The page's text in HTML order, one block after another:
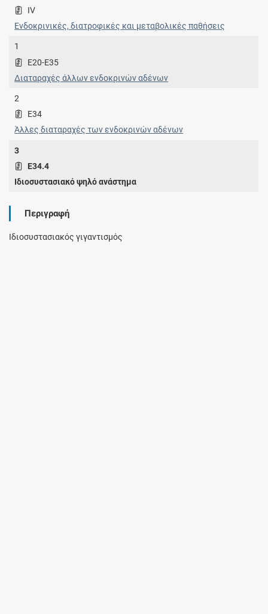
IV
Ενδοκρινικές, διατροφικές και μεταβολικές παθήσεις
1
E20-E35
Διαταραχές άλλων ενδοκρινών αδένων
2
E34
Άλλες διαταραχές των ενδοκρινών αδένων
3
E34.4
Ιδιοσυστασιακό ψηλό ανάστημα
Περιγραφή
Ιδιοσυστασιακός γιγαντισμός